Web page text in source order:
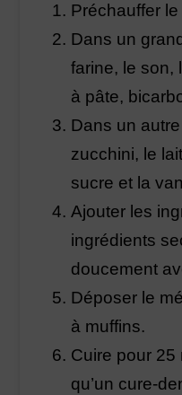
Préchauffer
Dans un
farine, le son,
à pâte,
Dans un
zucchini, le
sucre et la
Ajouter les
ingrédients
doucement
Déposer le
à muffins.
Cuire pour 25
qu’un cure-